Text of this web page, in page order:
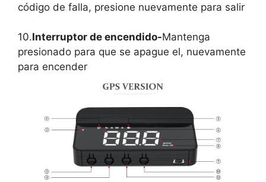
código de falla, presione nuevamente para salir
10.Interruptor de encendido-Mantenga
presionado para que se apague el, nuevamente
para encender